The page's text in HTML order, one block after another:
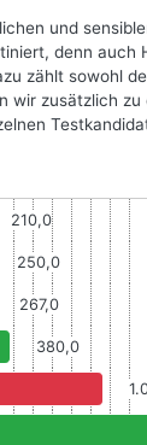
und
denn auch
zählt sowohl
wir zusätzlich
210,0
250,0
267,0
380,0